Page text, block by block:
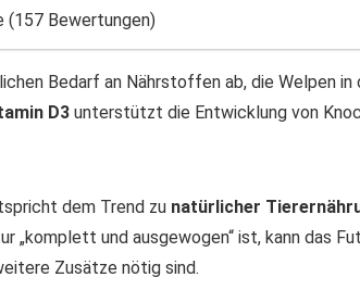
(157 Bewertungen)
Bedarf an Nährstoffen ab, die Welpen in
D3 unterstützt die Entwicklung von
dem Trend zu natürlicher
„komplett und ausgewogen“ ist, kann das
Zusätze nötig sind.